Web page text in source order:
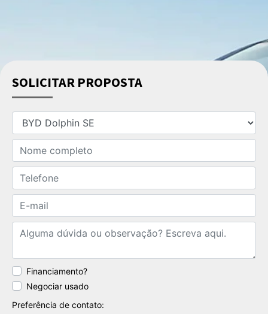
SOLICITAR PROPOSTA
Financiamento?
Negociar usado
Preferência de contato: